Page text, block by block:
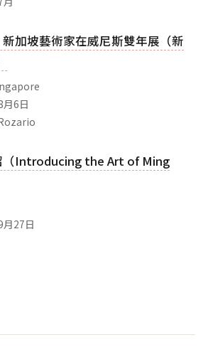
加坡藝術家在威尼斯雙年展（新
6日
（Introducing the Art of Ming
27日